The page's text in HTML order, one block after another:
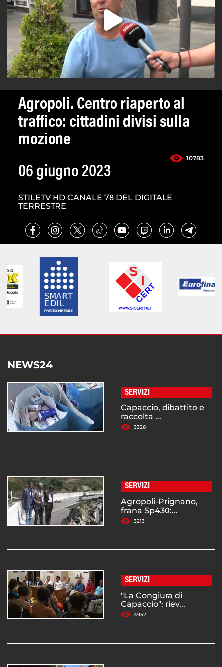
Agropoli. Centro riaperto al
traffico: cittadini divisi sulla
mozione
10783
06 giugno 2023
STILETV HD CANALE 78 DEL DIGITALE
TERRESTRE
NEWS24
SERVIZI
Capaccio, dibattito e
raccolta ...
3326
SERVIZI
Agropoli-Prignano,
frana Sp430:...
3213
SERVIZI
"La Congiura di
Capaccio": riev...
4952